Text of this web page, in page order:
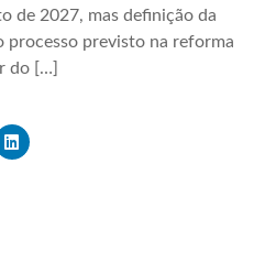
de 2027, mas definição da
processo previsto na reforma
do […]